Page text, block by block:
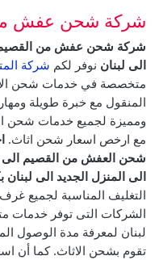
شركة شحن عفش من
شركة شحن عفش من
الى لبنان نوفر لكم شركة
متخصصة في خدمات شحن
المنقول مع خبرة طويلة
ومميزة لجميع خدمات شحن
مع ارخص اسعار شحن اثاث.
شحن العفش من القصيم الى
الى المنزل الجديد الى
التغليف المناسبة لجميع غرف
الشركات التى توفر خدمات
لبنان لمعرفة مدة الوصول
تقوم بشحن الاثاث. كما أن